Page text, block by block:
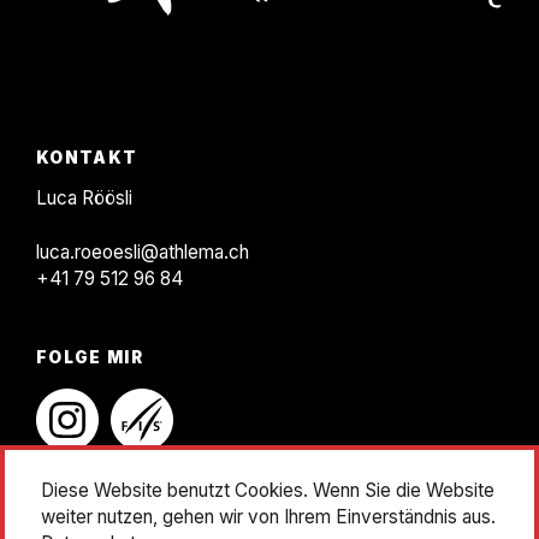
F
o
t
KONTAKT
Luca Röösli
luca.roeoesli@athlema.ch
+41 79 512 96 84
FOLGE MIR
instagramlinkedin
Impressum Datenschutz
Diese Website benutzt Cookies. Wenn Sie die Website
weiter nutzen, gehen wir von Ihrem Einverständnis aus.